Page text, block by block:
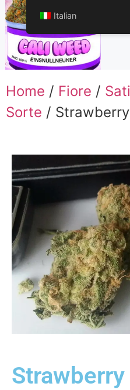
Home / Fiore /
Sorte /
Strawberry
Italian